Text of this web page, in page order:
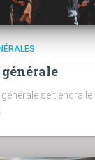
générale
se tiendra